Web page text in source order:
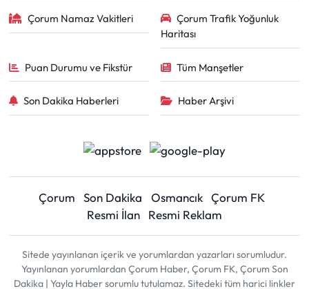
Çorum Namaz Vakitleri
Çorum Trafik Yoğunluk
Haritası
Puan Durumu ve Fikstür Tüm Manşetler
Son Dakika Haberleri Haber Arşivi
Çorum Son Dakika Osmancık Çorum FK
Resmi İlan
Resmi Reklam
Sitede yayınlanan içerik ve yorumlardan yazarları sorumludur.
Yayınlanan yorumlardan Çorum Haber, Çorum FK, Çorum Son
Dakika | Yayla Haber sorumlu tutulamaz. Sitedeki tüm harici linkler